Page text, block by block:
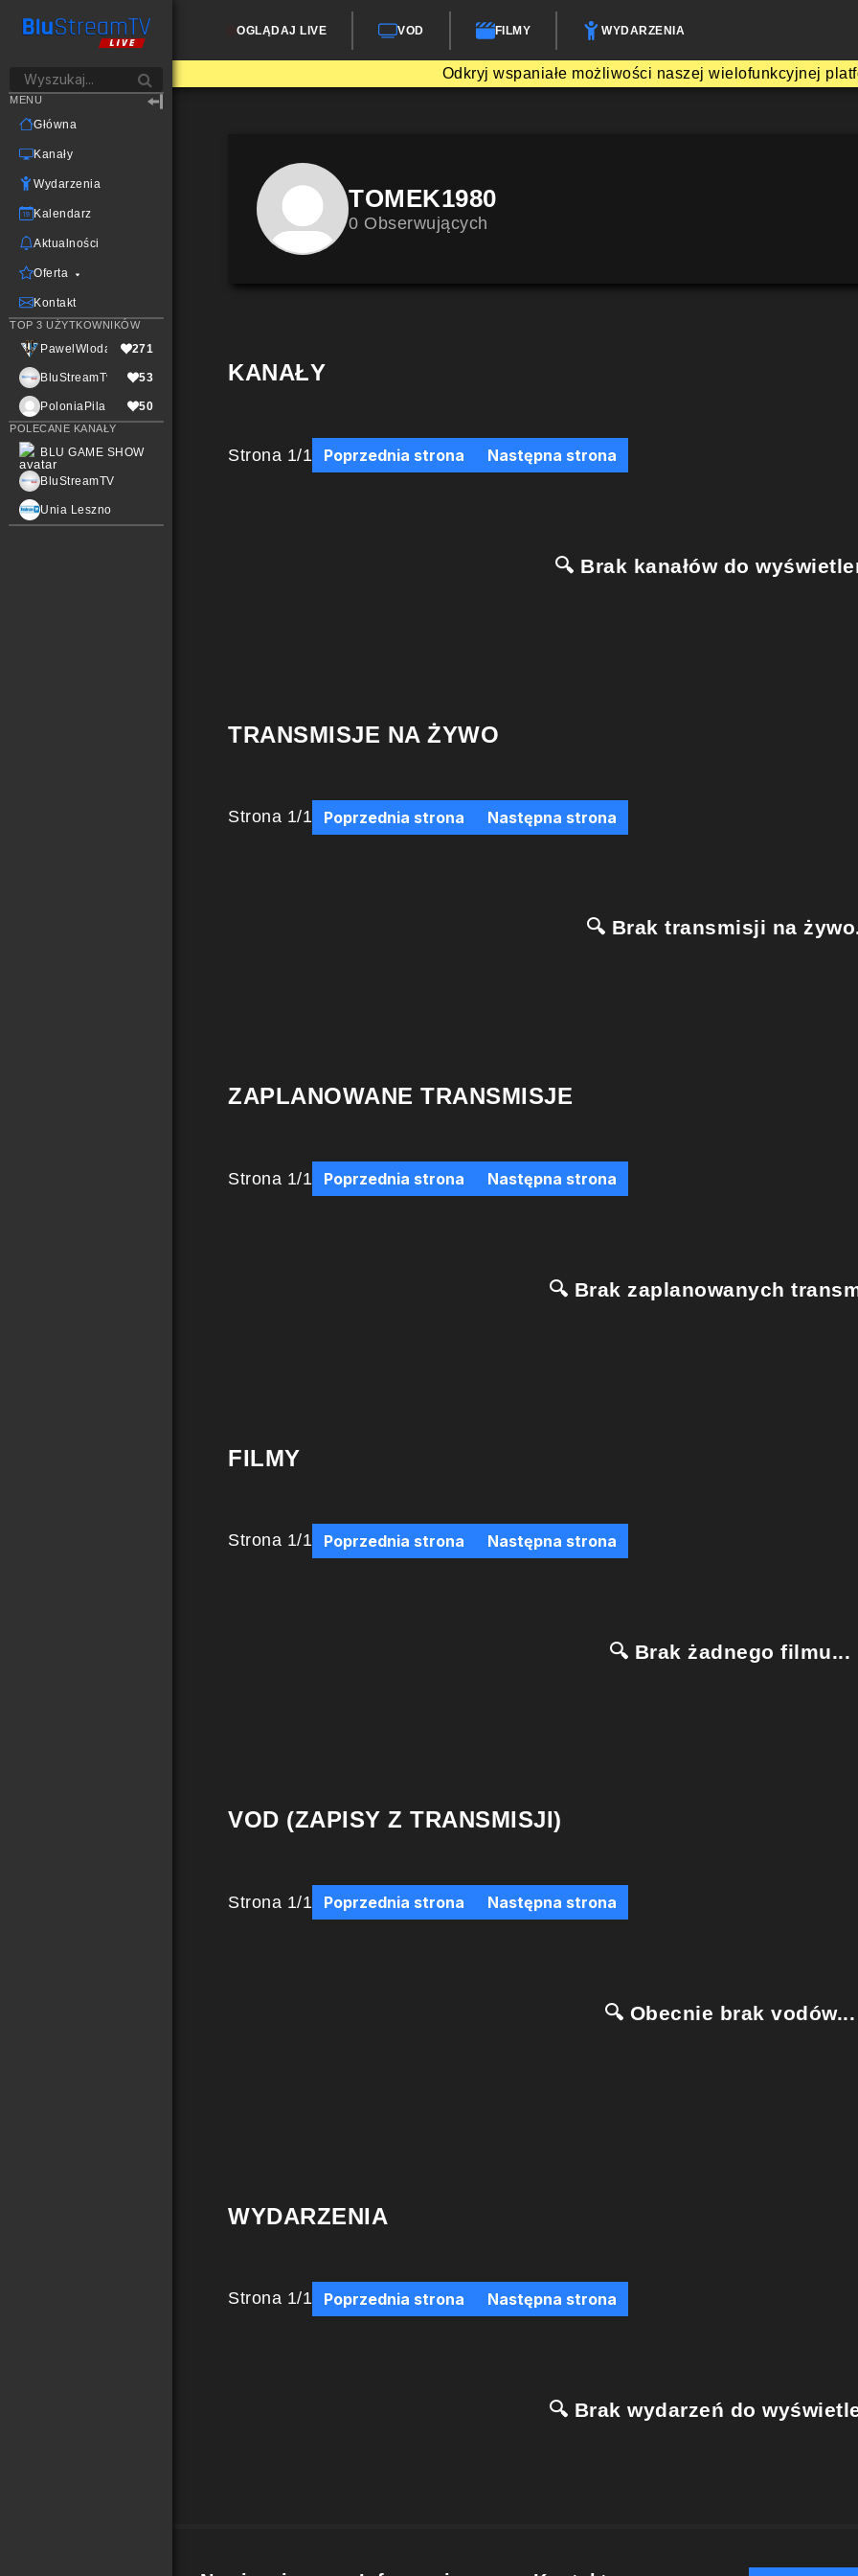
OGLĄDAJ LIVE VOD FILMY WYDARZENIA
Odkryj wspaniałe możliwości naszej wielofunkcyjnej
MENU
Główna
Kanały
Wydarzenia
Kalendarz
Aktualności
Oferta
Kontakt
TOP 3 UŻYTKOWNIKÓW
PawelWlodarczak271
BluStreamTvLive53
PoloniaPila 50
POLECANE KANAŁY
BLU GAME SHOW
BluStreamTV
Unia Leszno
TOMEK1980
0 Obserwujących
KANAŁY
Strona 1/1 Poprzednia strona Następna strona
🔍 Brak kanałów do
TRANSMISJE NA ŻYWO
Strona 1/1 Poprzednia strona Następna strona
🔍 Brak transmisji na
ZAPLANOWANE TRANSMISJE
Strona 1/1 Poprzednia strona Następna strona
🔍 Brak zaplanowanych
FILMY
Strona 1/1 Poprzednia strona Następna strona
🔍 Brak żadnego filmu...
VOD (ZAPISY Z TRANSMISJI)
Strona 1/1 Poprzednia strona Następna strona
🔍 Obecnie brak vodów...
WYDARZENIA
Strona 1/1 Poprzednia strona Następna strona
🔍 Brak wydarzeń do